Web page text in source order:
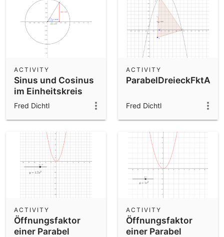
Sinus und Cosinus
im Einheitskreis
ACTIVITY
Fred Dichtl
ACTIVITY
Fred Dichtl
Öffnungsfaktor
einer Parabel
ACTIVITY
Öffnungsfaktor
einer Parabel
ACTIVITY